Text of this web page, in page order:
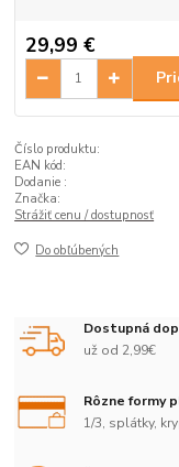
29,99 €
Číslo produktu:
EAN kód:
Dodanie :
Značka:
Strážiť cenu / dostupnosť
Do obľúbených
Dostupná
už od 2,99€
Rôzne formy
1/3, splátky,